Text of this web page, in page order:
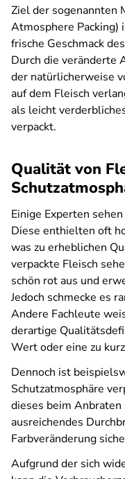
Ziel der sogenannten
Atmosphere Packing)
frische Geschmack
Durch die veränderte
der natürlicherweise
auf dem Fleisch
als leicht
verpackt.
Qualität von
Einige Experten
Diese enthielten oft
was zu erheblichen
verpackte Fleisch
schön rot aus und
Jedoch schmecke es
Andere Fachleute
derartige
Wert oder eine zu
Dennoch ist
Schutzatmosphäre
dieses beim
ausreichendes
Farbveränderung
Aufgrund der sich